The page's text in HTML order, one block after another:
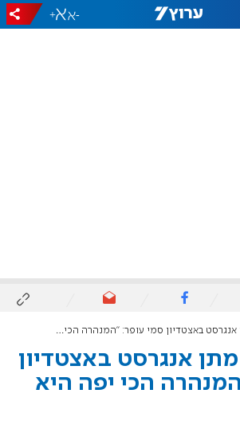
-
+
באצטדיון סמי עופר: "המנהרה הכי יפה היא כאן"
אנגרסט באצטדיון
הכי יפה היא